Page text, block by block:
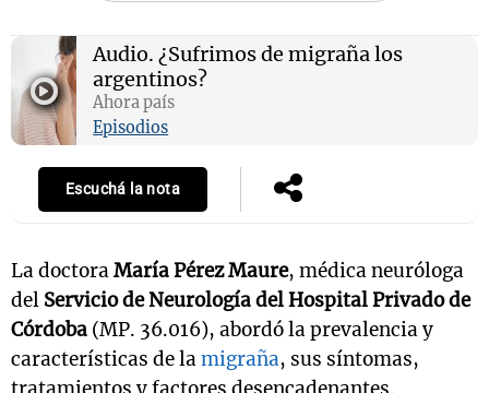
Audio. ¿Sufrimos de migraña los
argentinos?
Ahora país
Episodios
Escuchá la nota
La doctoraMaría Pérez Maure, médica neuróloga
del Servicio de Neurología del Hospital Privado de
Córdoba (MP. 36.016), abordó la prevalencia y
características de lamigraña, sus síntomas,
Mundial 2026
La Sole en
Cadena 3